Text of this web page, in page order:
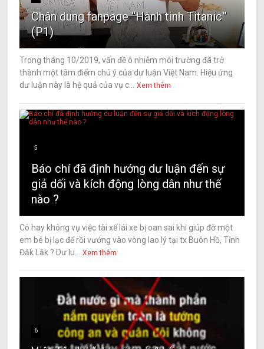
Chân dung fanpage “Hành tinh Titanic”
(P1)
Trong tháng 10/2019, vấn đề ô nhiễm môi trường đã trở
thành một tâm điểm chú ý của dư luận Việt Nam. Hiệu ứng
dư luận này là hệ quả của vụ c...
Xem thêm
5
Báo chí đã định hướng dư luận đến sự
giả dối và kích động lòng dân như thế
nào ?
Có hay không vụ việc tài xế lái xe bị oan sai khi giúp đỡ một
em bé bị lạc để rồi vướng vào vòng lao lý tại tx Buôn Hồ, Tỉnh
Đăk Lăk ? Dư lu...
Xem thêm
6